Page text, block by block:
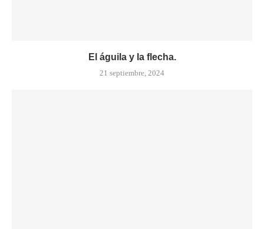
El águila y la flecha.
21 septiembre, 2024